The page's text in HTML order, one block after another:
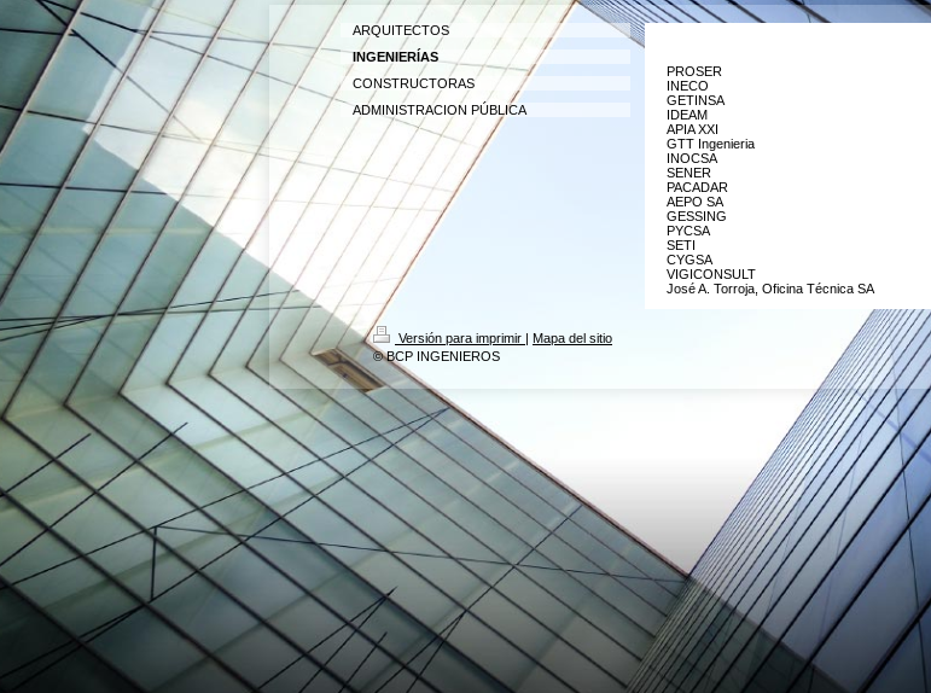
PROSER
INECO
GETINSA
IDEAM
APIA XXI
GTT Ingenieria
INOCSA
SENER
PACADAR
AEPO SA
GESSING
PYCSA
SETI
CYGSA
VIGICONSULT
José A. Torroja, Oficina Técnica SA
ARQUITECTOS
INGENIERÍAS
CONSTRUCTORAS
ADMINISTRACION PÚBLICA
Versión para imprimir | Mapa del sitio
© BCP INGENIEROS